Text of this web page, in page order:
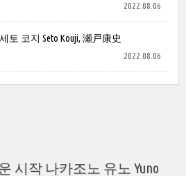
2022.08.06
토 코지 Seto Kouji, 瀬戸康史
2022.08.06
시작 나카조노 유노 Yuno